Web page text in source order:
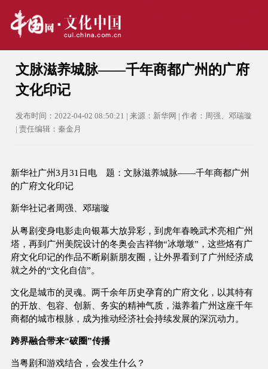
文脉滋养城脉——千年商都广州的广府
文化印记
发布时间：2022-04-02 08:50:21 | 来源：新华网 | 作者：周强、邓瑞璇
| 责任编辑：秦金月
新华社广州3月31日电 题：文脉滋养城脉——千年商都广州
的广府文化印记
新华社记者周强、邓瑞璇
从粤剧变身电影走向银幕大放异彩，到虎年春晚武术亮相广州
塔，再到广州美院设计的冬奥会吉祥物“冰墩墩”，这些烙有广
府文化印记的作品不断刷新朋友圈，让外界看到了广州经济成
就之外的“文化自信”。
文化是城市的灵魂。两千余年历史孕育的广府文化，以其特有
的开放、包容、创新、务实的精神气质，滋养着广州这座千年
商都的城市根脉，成为推动经济社会持续发展的深沉动力。
跨界融合带来“破圈”传播
当粤剧和游戏结合，会发生什么？